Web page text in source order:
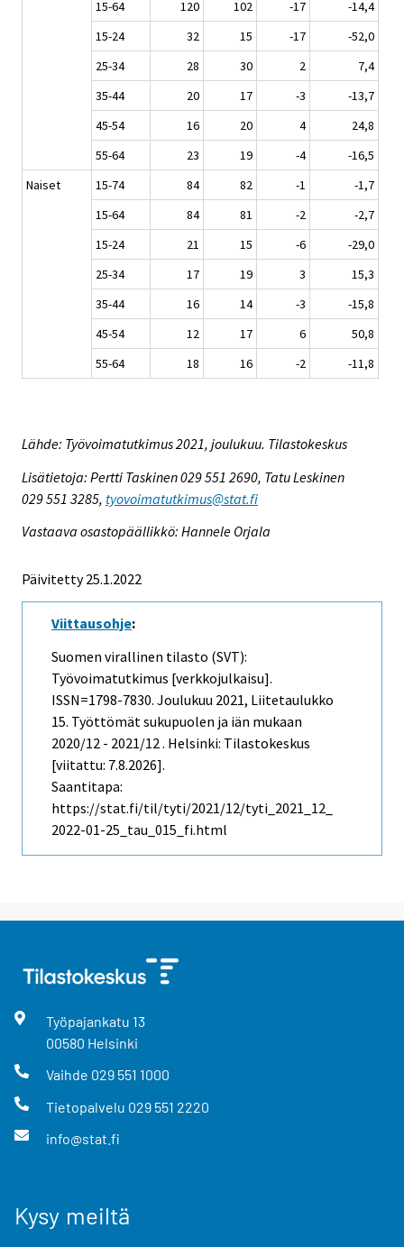
15-64
120 102 -17
-14,4
15-24
32 15 -17
-52,0
25-34
28 30 2
7,4
35-44
20 17 -3
-13,7
45-54
16 20 4
24,8
55-64
23 19 -4
-16,5
Naiset
15-74 84 82 -1
-1,7
15-64
84 81 -2
-2,7
15-24
21 15 -6
-29,0
25-34
17 19 3
15,3
35-44
16 14 -3
-15,8
45-54
12 17 6
50,8
55-64
18 16 -2 -11,8
Lähde: Työvoimatutkimus 2021, joulukuu. Tilastokeskus
Lisätietoja: Pertti Taskinen 029 551 2690, Tatu Leskinen
029 551 3285, tyovoimatutkimus@stat.fi
Vastaava osastopäällikkö: Hannele Orjala
Päivitetty 25.1.2022
Viittausohje:
Suomen virallinen tilasto (SVT):
Työvoimatutkimus [verkkojulkaisu].
ISSN=1798-7830. Joulukuu 2021, Liitetaulukko
15. Työttömät sukupuolen ja iän mukaan
2020/12 - 2021/12 . Helsinki: Tilastokeskus
[viitattu: 7.8.2026].
Saantitapa:
https://stat.fi/til/tyti/2021/12/tyti_2021_12_
2022-01-25_tau_015_fi.html
Työpajankatu 13
00580 Helsinki
Vaihde 029 551 1000
Tietopalvelu 029 551 2220
info@stat.fi
Kysy meiltä